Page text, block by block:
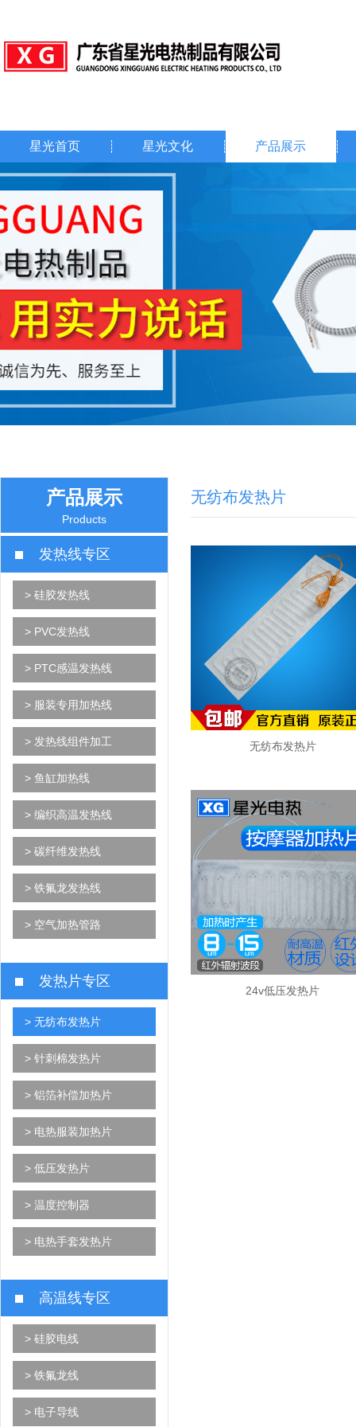
星光首页 星光文化 产品展示
产品展示
Products
发热线专区
> 硅胶发热线
> PVC发热线
> PTC感温发热线
> 服装专用加热线
> 发热线组件加工
> 鱼缸加热线
> 编织高温发热线
> 碳纤维发热线
> 铁氟龙发热线
> 空气加热管路
发热片专区
> 无纺布发热片
> 针刺棉发热片
> 铝箔补偿加热片
> 电热服装加热片
> 低压发热片
> 温度控制器
> 电热手套发热片
高温线专区
> 硅胶电线
> 铁氟龙线
> 电子导线
无纺布发热片
无纺布发热片
24v低压发热片